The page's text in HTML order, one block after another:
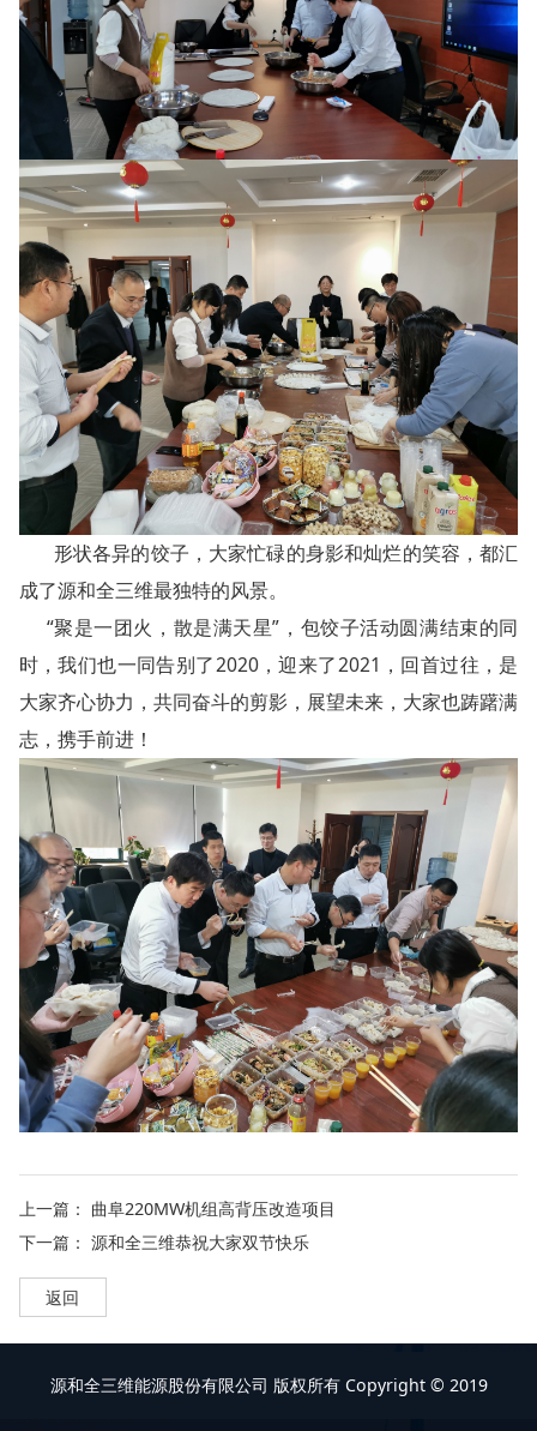
形状各异的饺子，大家忙碌的身影和灿烂的笑容，都汇
成了源和全三维最独特的风景。
“聚是一团火，散是满天星”，包饺子活动圆满结束的同
时，我们也一同告别了2020，迎来了2021，回首过往，是
大家齐心协力，共同奋斗的剪影，展望未来，大家也踌躇满
志，携手前进！
上一篇： 曲阜220MW机组高背压改造项目
下一篇： 源和全三维恭祝大家双节快乐
返回
源和全三维能源股份有限公司 版权所有 Copyright © 2019